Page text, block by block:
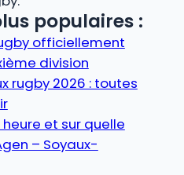
populaires :
officiellement
division
rugby 2026 : toutes
heure et sur quelle
– Soyaux-